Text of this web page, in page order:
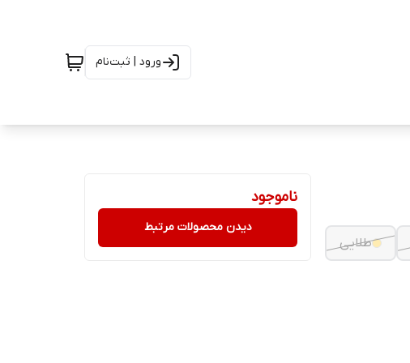
ورود | ثبت‌نام
طلایی
ناموجود
دیدن محصولات مرتبط